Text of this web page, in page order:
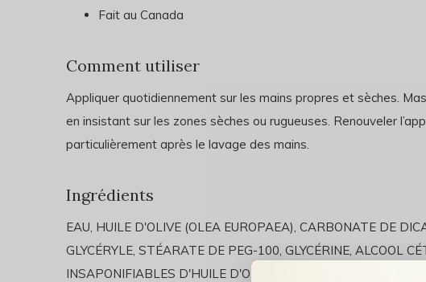
Fait au Canada
Comment utiliser
Appliquer quotidiennement sur les mains propres et sèches.
en insistant sur les zones sèches ou rugueuses. Renouveler
particulièrement après le lavage des mains.
Ingrédients
EAU, HUILE D'OLIVE (OLEA EUROPAEA), CARBONATE DE
GLYCÉRYLE, STÉARATE DE PEG-100, GLYCÉRINE, ALCOOL
INSAPONIFIABLES D'HUILE D'OLIVE (OLEA EUROPAEA),